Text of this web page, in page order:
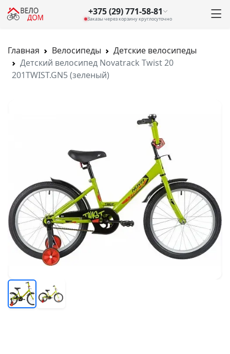
+375 (29) 771-58-81
Заказы через корзину круглосуточно
Главная Велосипеды
Детские велосипеды
Детский велосипед Novatrack Twist 20
201TWIST.GN5 (зеленый)